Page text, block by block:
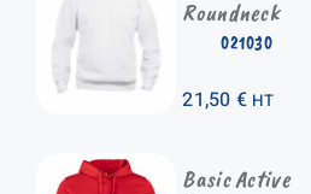
021030
Roundneck
21,50 € HT
Basic Active